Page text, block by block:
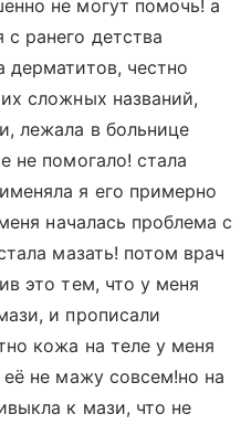
не могут помочь! а
ранего детства
дерматитов, честно
сложных названий,
лежала в больнице
не помогало! стала
я его примерно
началась проблема с
мазать! потом врач
это тем, что у меня
и прописали
кожа на теле у меня
не мажу совсем!но на
к мази, что не